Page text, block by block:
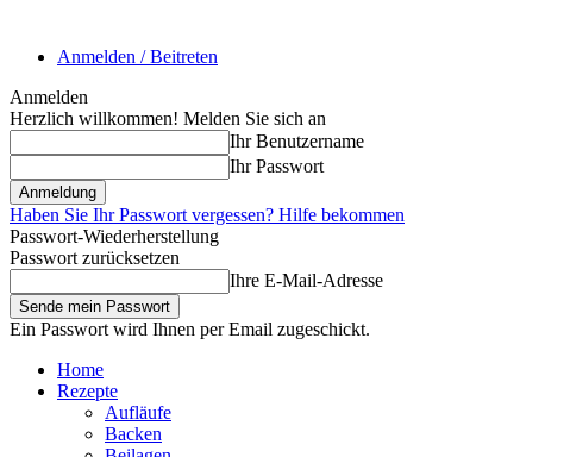
Anmelden / Beitreten
Anmelden
Herzlich willkommen! Melden Sie sich an
Ihr Benutzername
Ihr Passwort
Haben Sie Ihr Passwort vergessen? Hilfe bekommen
Passwort-Wiederherstellung
Passwort zurücksetzen
Ihre E-Mail-Adresse
Ein Passwort wird Ihnen per Email zugeschickt.
Home
Rezepte
Aufläufe
Backen